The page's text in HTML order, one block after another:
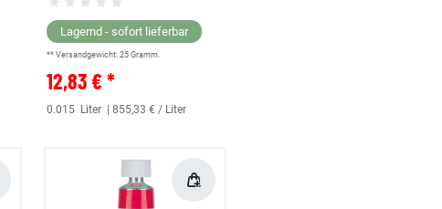
Lagernd - sofort lieferbar
** Versandgewicht: 25 Gramm.
12,83 € *
0.015 Liter | 855,33 € / Liter